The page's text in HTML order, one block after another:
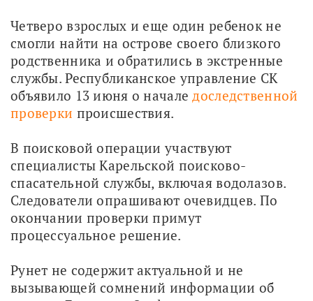
Четверо взрослых и еще один ребенок не
смогли найти на острове своего близкого
родственника и обратились в экстренные
службы. Республиканское управление СК
объявило 13 июня о начале доследственной
проверки происшествия.
В поисковой операции участвуют
специалисты Карельской поисково-
спасательной службы, включая водолазов.
Следователи опрашивают очевидцев. По
окончании проверки примут
процессуальное решение.
Рунет не содержит актуальной и не
вызывающей сомнений информации об